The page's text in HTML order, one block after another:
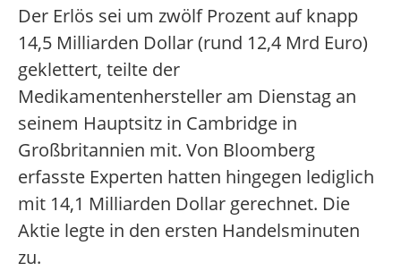
Der Erlös sei um zwölf Prozent auf knapp
14,5 Milliarden Dollar (rund 12,4 Mrd Euro)
geklettert, teilte der
Medikamentenhersteller am Dienstag an
seinem Hauptsitz in Cambridge in
Großbritannien mit. Von Bloomberg
erfasste Experten hatten hingegen lediglich
mit 14,1 Milliarden Dollar gerechnet. Die
Aktie legte in den ersten Handelsminuten
zu.